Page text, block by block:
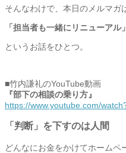
そんなわけで、本日のメルマガ
「担当者も一緒にリニューアル」
というお話をひとつ。
■竹内謙礼のYouTube動画
『部下の相談の乗り方』
https://www.youtube.com/
「判断」を下すのは人間
どんなにお金をかけてホームペ